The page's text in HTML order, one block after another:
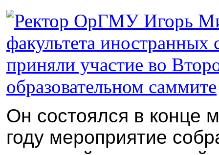
Он состоялся в конце
году мероприятие